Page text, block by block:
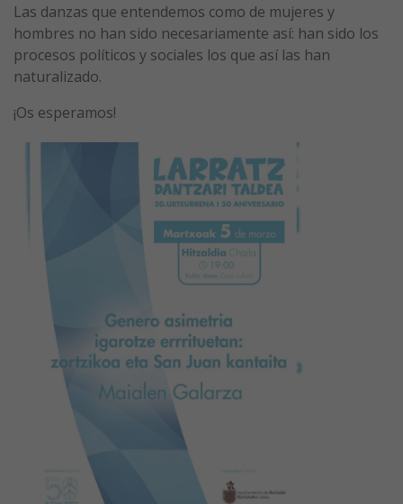
Las danzas que entendemos como de mujeres y
hombres no han sido necesariamente así: han sido los
procesos políticos y sociales los que así las han
naturalizado.
¡Os esperamos!